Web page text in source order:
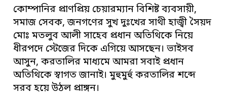
কোম্পানির প্রাণপ্রিয় চেয়ারম্যান বিশিষ্ট ব্যবসায়ী,
সমাজ সেবক, জনগণের সুখ দুঃখের সাথী হাজ্বী সৈয়দ
মোঃ মতলুব আলী সাহেব প্রধান অতিথিকে নিয়ে
ধীরপদে স্টেজের দিকে এগিয়ে আসছেন। ভাইসব
আসুন, করতালির মাধ্যমে আমরা সবাই প্রধান
অতিথিকে স্বাগত জানাই। মুহুমুর্হু করতালির শব্দে
সরব হয়ে উঠল প্রাঙ্গন।